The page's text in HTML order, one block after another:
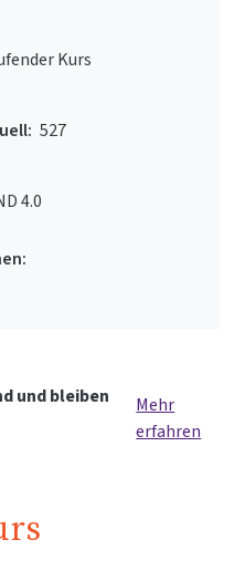
Kurs
527
4.0
und bleiben
Mehr
erfahren